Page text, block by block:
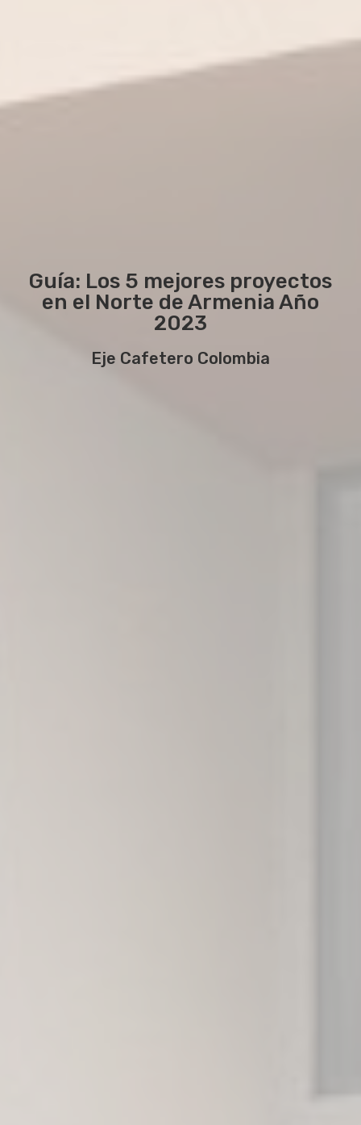
Guía: Los 5 mejores proyectos
en el Norte de Armenia Año
2023
Eje Cafetero Colombia